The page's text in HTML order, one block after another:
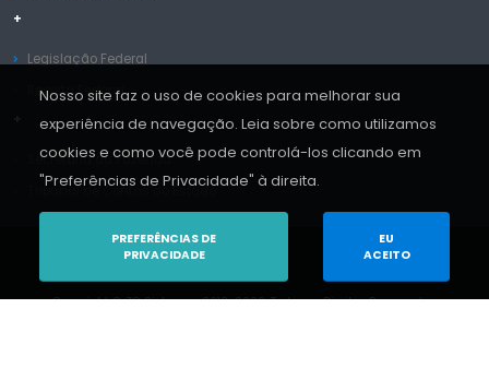
+
Legislação Federal
Receita Federal
Secretaria da Fazenda
Tribunal de Contas do Estado
Copyright © ZC Sistemas 2013-2026. Todos os Direitos Reservados.
Nosso site faz o uso de cookies para melhorar sua
experiência de navegação. Leia sobre como utilizamos
cookies e como você pode controlá-los clicando em
"Preferências de Privacidade" à direita.
PREFERÊNCIAS DE
PRIVACIDADE
EU
ACEITO